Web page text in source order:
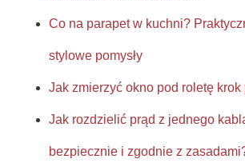
Co na parapet w kuchni?
stylowe pomysły
Jak zmierzyć okno pod roletę krok
Jak rozdzielić prąd z jednego
bezpiecznie i zgodnie z